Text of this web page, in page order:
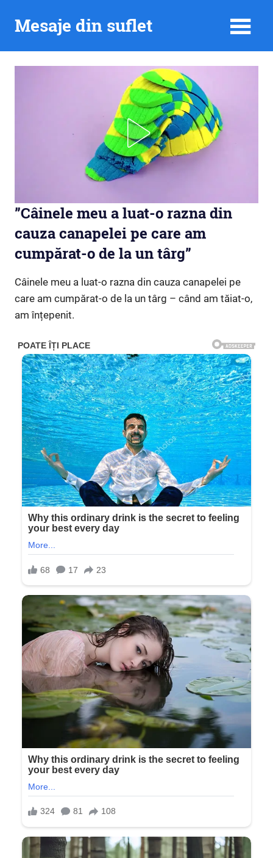
Mesaje din suflet
”Câinele meu a luat-o razna din
cauza canapelei pe care am
cumpărat-o de la un târg”
Câinele meu a luat-o razna din cauza canapelei pe
care am cumpărat-o de la un târg – când am tăiat-o,
am înțepenit.